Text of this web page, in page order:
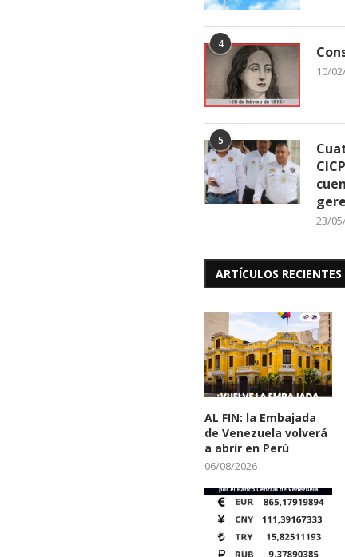
4
10/
5
23/
ARTÍCULOS RECIENTES
AL FIN: la Embajada
de Venezuela volverá
a abrir en Perú
06/08/2026